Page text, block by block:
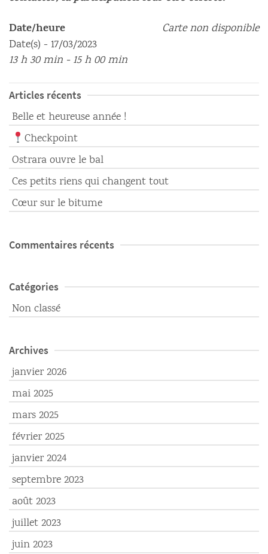
Carte non disponible
Date/heure
Date(s) - 17/03/2023
13 h 30 min - 15 h 00 min
Articles récents
Belle et heureuse année !
Checkpoint
Ostrara ouvre le bal
Ces petits riens qui changent tout
Cœur sur le bitume
Commentaires récents
Catégories
Non classé
Archives
janvier 2026
mai 2025
mars 2025
février 2025
janvier 2024
septembre 2023
août 2023
juillet 2023
juin 2023